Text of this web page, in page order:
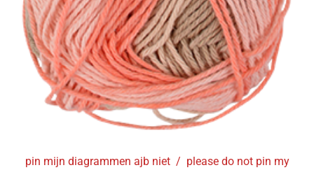
pin mijn diagrammen ajb niet / please do not pin my